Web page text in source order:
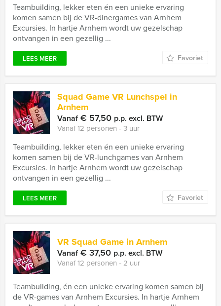
Teambuilding, lekker eten én een unieke ervaring
komen samen bij de VR-dinergames van Arnhem
Excursies. In hartje Arnhem wordt uw gezelschap
ontvangen in een gezellig ...
LEES MEER Favoriet
Squad Game VR Lunchspel in
Arnhem
Vanaf€ 57,50 p.p. excl. BTW
Vanaf 12 personen ‐ 3 uur
Teambuilding, lekker eten én een unieke ervaring
komen samen bij de VR-lunchgames van Arnhem
Excursies. In hartje Arnhem wordt uw gezelschap
ontvangen in een gezellig ...
LEES MEER Favoriet
VR Squad Game in Arnhem
Vanaf€ 37,50 p.p. excl. BTW
Vanaf 12 personen ‐ 2 uur
Teambuilding, én een unieke ervaring komen samen bij
de VR-games van Arnhem Excursies. In hartje Arnhem